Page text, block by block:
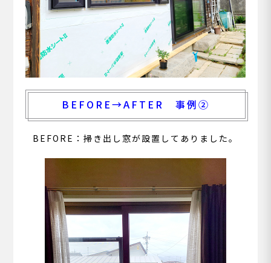
BEFORE→AFTER 事例②
BEFORE：掃き出し窓が設置してありました。